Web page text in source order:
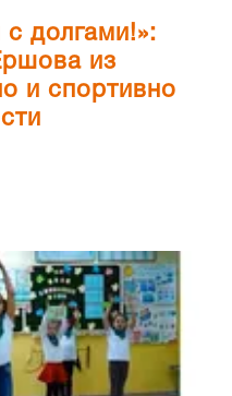
долгами!»:
из
и спортивно